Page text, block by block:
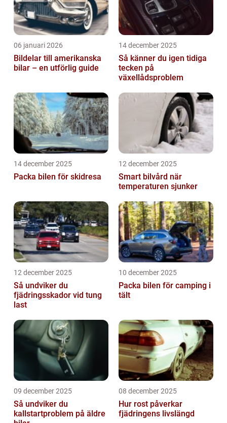
06 januari 2026
Bildelar till amerikanska
bilar – en utförlig guide
14 december 2025
Så känner du igen tidiga
tecken på
växellådsproblem
14 december 2025
Packa bilen för skidresa
12 december 2025
Smart bilvård när
temperaturen sjunker
12 december 2025
Så undviker du
fjädringsskador vid tung
last
10 december 2025
Packa bilen för camping i
tält
09 december 2025
Så undviker du
kallstartproblem på äldre
08 december 2025
Hur rost påverkar
fjädringens livslängd